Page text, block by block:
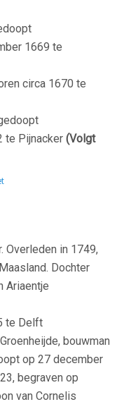
1669 te
circa 1670 te
te Pijnacker (Volgt
Overleden in 1749,
Maasland. Dochter
Ariaentje
te Delft
Groenheijde, bouwman
op 27 december
begraven op
van Cornelis